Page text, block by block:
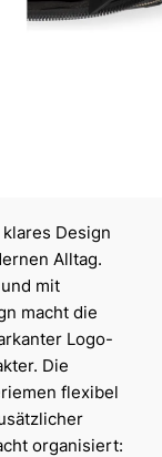
Design
Alltag.
mit
macht die
Logo-
Die
flexibel
organisiert: